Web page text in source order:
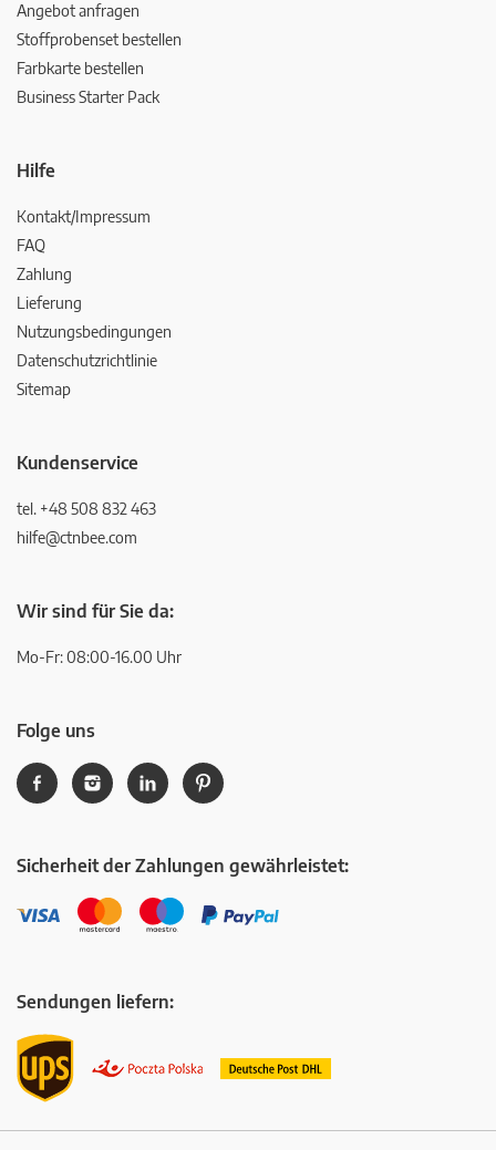
Angebot anfragen
Stoffprobenset bestellen
Farbkarte bestellen
Business Starter Pack
Hilfe
Kontakt/Impressum
FAQ
Zahlung
Lieferung
Nutzungsbedingungen
Datenschutzrichtlinie
Sitemap
Kundenservice
tel. +48 508 832 463
hilfe@ctnbee.com
Wir sind für Sie da:
Mo-Fr: 08:00-16.00 Uhr
Folge uns
Sicherheit der Zahlungen gewährleistet:
Sendungen liefern: